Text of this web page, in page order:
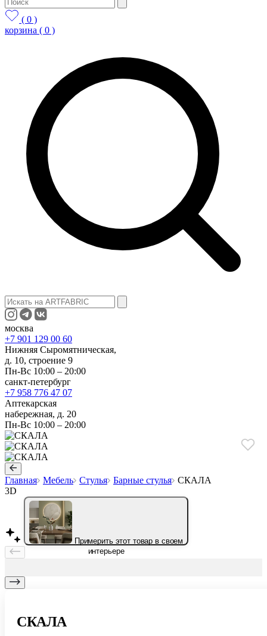
( 0 )
корзина ( 0 )
москва
+7 901 129 00 60
Нижняя Сыромятническая,
д. 10, строение 9
Пн-Вс 10:00 – 20:00
санкт-петербург
+7 958 776 47 07
Аптекарская
набережная, д. 20
Пн-Вс 10:00 – 20:00
Главная Мебель Стулья Барные стулья СКАЛА
3D
Примерить этот товар в своем
интерьере
СКАЛА